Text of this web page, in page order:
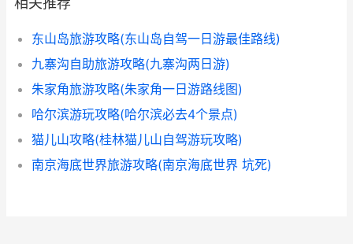
东山岛旅游攻略(东山岛自驾一日游最佳路线)
九寨沟自助旅游攻略(九寨沟两日游)
朱家角旅游攻略(朱家角一日游路线图)
哈尔滨游玩攻略(哈尔滨必去4个景点)
猫儿山攻略(桂林猫儿山自驾游玩攻略)
南京海底世界旅游攻略(南京海底世界 坑死)